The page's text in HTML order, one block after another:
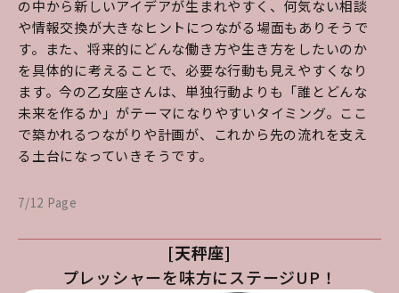
の中から新しいアイデアが生まれやすく、何気ない相談
や情報交換が大きなヒントにつながる場面もありそうで
す。また、将来的にどんな働き方や生き方をしたいのか
を具体的に考えることで、必要な行動も見えやすくなり
ます。今の乙女座さんは、単独行動よりも「誰とどんな
未来を作るか」がテーマになりやすいタイミング。ここ
で築かれるつながりや計画が、これから先の流れを支え
る土台になっていきそうです。
7/12 Page
[天秤座]
プレッシャーを味方にステージUP！